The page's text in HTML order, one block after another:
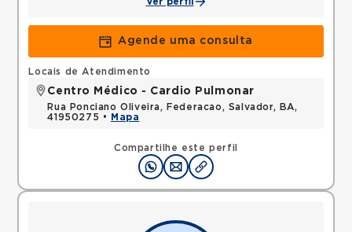
Agende uma consulta
Compartilhe este perfil
Locais de Atendimento
Centro Médico - Cardio Pulmonar
Rua Ponciano Oliveira, Federacao, Salvador, BA,
41950275 •
Mapa